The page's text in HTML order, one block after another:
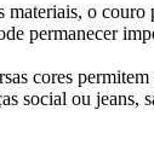
o couro
permanecer
cores
social ou jeans,